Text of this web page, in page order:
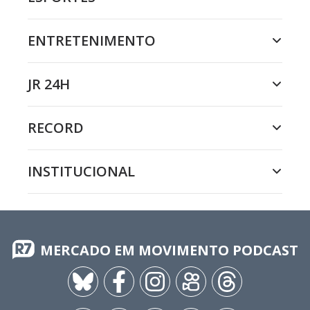
ENTRETENIMENTO
JR 24H
RECORD
INSTITUCIONAL
MERCADO EM MOVIMENTO PODCAST